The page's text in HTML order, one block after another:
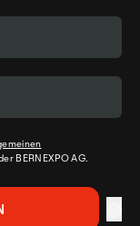
BERNEXPO AG.